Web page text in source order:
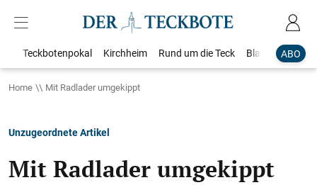
ABO
Teckbotenpokal Kirchheim Rund um die Teck Blaulicht
Home Mit Radlader umgekippt
Unzugeordnete Artikel
Mit Radlader umgekippt